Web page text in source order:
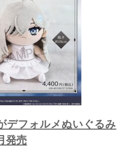
デフォルメぬいぐるみ
発売